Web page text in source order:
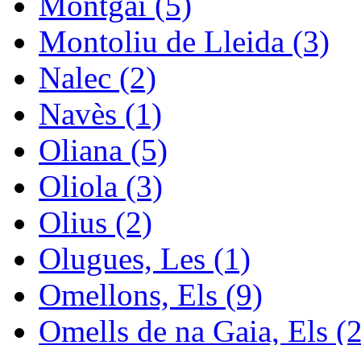
Montoliu de Lleida (3)
Nalec (2)
Navès (1)
Oliana (5)
Oliola (3)
Olius (2)
Olugues, Les (1)
Omellons, Els (9)
Omells de na Gaia, Els